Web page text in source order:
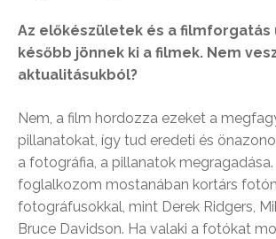
Az előkészületek és a filmforgatás
később jönnek ki a filmek. Nem
aktualitásukból?
Nem, a film hordozza ezeket a
pillanatokat, így tud eredeti és
a fotográfia, a pillanatok
foglalkozom mostanában kortárs
fotográfusokkal, mint Derek Ridgers,
Bruce Davidson. Ha valaki a fotókat